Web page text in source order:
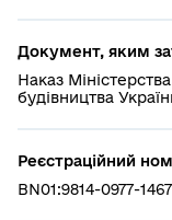
Документ, яким
Наказ
будівництва
Реєстраційний
BN01:9814-0977-